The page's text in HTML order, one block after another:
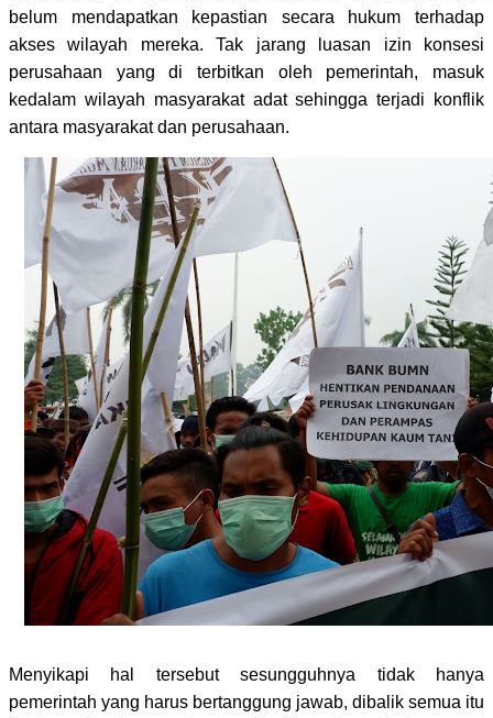
belum mendapatkan kepastian secara hukum terhadap
akses wilayah mereka. Tak jarang luasan izin konsesi
perusahaan yang di terbitkan oleh pemerintah, masuk
kedalam wilayah masyarakat adat sehingga terjadi konflik
antara masyarakat dan perusahaan.
Menyikapi hal tersebut sesungguhnya tidak hanya
pemerintah yang harus bertanggung jawab, dibalik semua itu